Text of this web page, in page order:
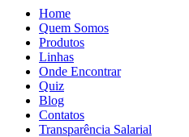
Home
Quem Somos
Produtos
Linhas
Onde Encontrar
Quiz
Blog
Contatos
Transparência Salarial